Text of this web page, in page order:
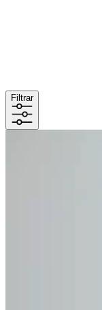
Filtrar